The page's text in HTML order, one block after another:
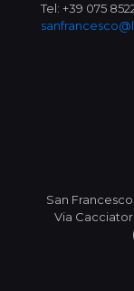
Tel: +39 075
San
Via